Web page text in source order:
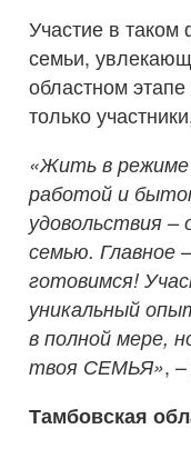
Участие в
семьи,
областном
только
«Жить в режиме
работой и
удовольствия
семью. Главное
готовимся!
уникальный
в полной мере,
твоя СЕМЬЯ»,
Тамбовская